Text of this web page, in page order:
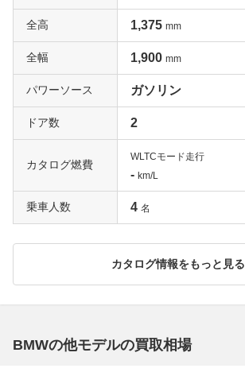
全高 1,375 mm
全幅 1,900 mm
パワーソース ガソリン
ドア数 2
カタログ燃費
WLTCモード走行
- km/L
乗車人数 4 名
カタログ情報をもっと見る
BMWの他モデルの買取相場